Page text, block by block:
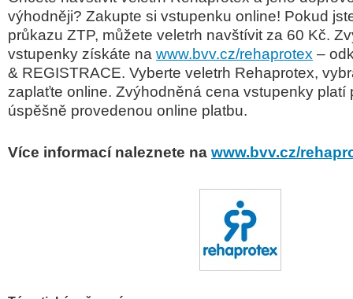
výhodněji? Zakupte si vstupenku online! Pokud
průkazu ZTP, můžete veletrh navštívit za 60 Kč.
vstupenky získáte na www.bvv.cz/rehaprotex –
& REGISTRACE. Vyberte veletrh Rehaprotex,
zaplaťte online. Zvýhodněná cena vstupenky platí
úspěšně provedenou online platbu.
Více informací naleznete na www.bvv.cz/